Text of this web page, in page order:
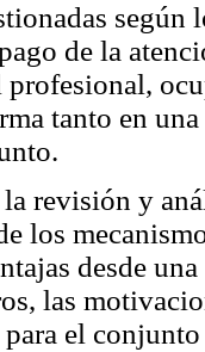
según
de la
tanto en
la revisión y
los
desde
las
el